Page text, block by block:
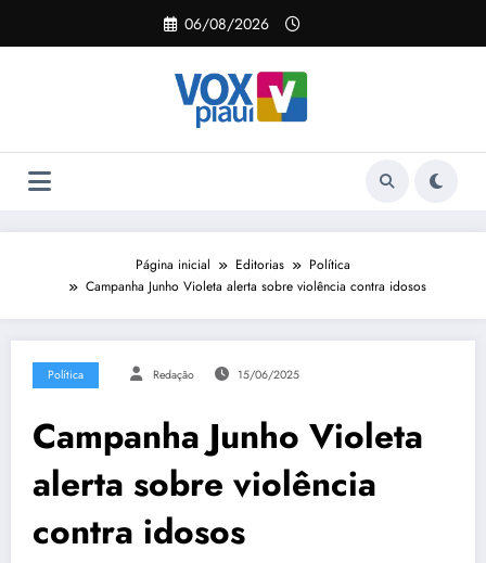
o
06/08/2026
Página inicial Editorias
Política
Campanha Junho Violeta alerta sobre violência contra idosos
Política Redação 15/06/2025
Campanha Junho Violeta
alerta sobre violência
contra idosos